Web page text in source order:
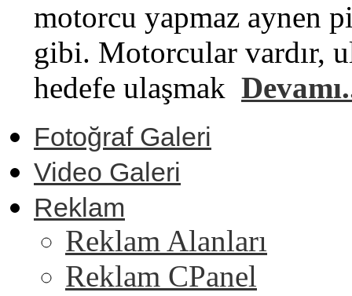
motorcu yapmaz aynen
gibi. Motorcular vardır,
hedefe ulaşmak
Fotoğraf Galeri
Video Galeri
Reklam
Reklam Alanları
Reklam CPanel